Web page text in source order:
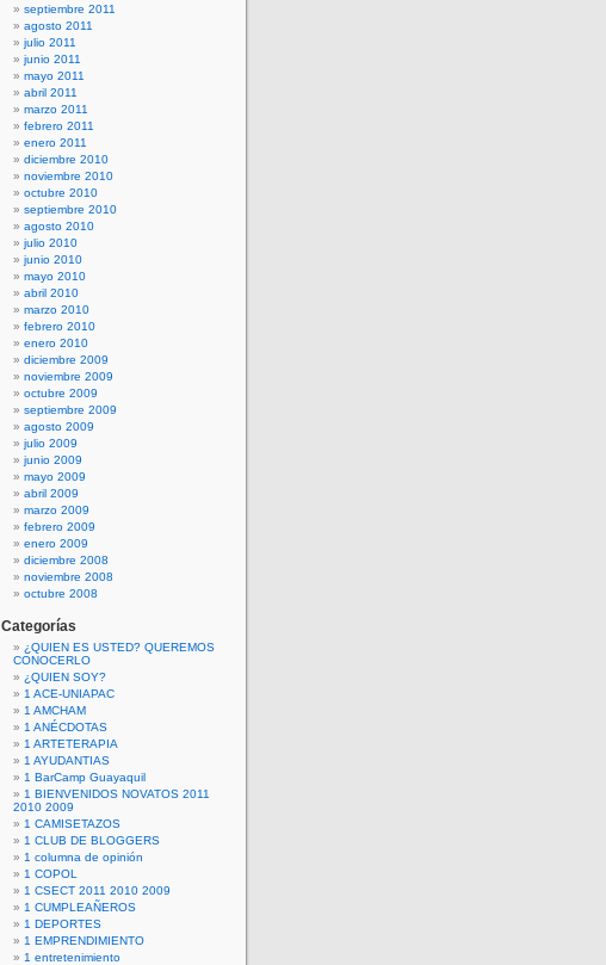
septiembre 2011
agosto 2011
julio 2011
junio 2011
mayo 2011
abril 2011
marzo 2011
febrero 2011
enero 2011
diciembre 2010
noviembre 2010
octubre 2010
septiembre 2010
agosto 2010
julio 2010
junio 2010
mayo 2010
abril 2010
marzo 2010
febrero 2010
enero 2010
diciembre 2009
noviembre 2009
octubre 2009
septiembre 2009
agosto 2009
julio 2009
junio 2009
mayo 2009
abril 2009
marzo 2009
febrero 2009
enero 2009
diciembre 2008
noviembre 2008
octubre 2008
Categorías
¿QUIEN ES USTED? QUEREMOS
CONOCERLO
¿QUIEN SOY?
1 ACE-UNIAPAC
1 AMCHAM
1 ANÉCDOTAS
1 ARTETERAPIA
1 AYUDANTIAS
1 BarCamp Guayaquil
1 BIENVENIDOS NOVATOS 2011
2010 2009
1 CAMISETAZOS
1 CLUB DE BLOGGERS
1 columna de opinión
1 COPOL
1 CSECT 2011 2010 2009
1 CUMPLEAÑEROS
1 DEPORTES
1 EMPRENDIMIENTO
1 entretenimiento